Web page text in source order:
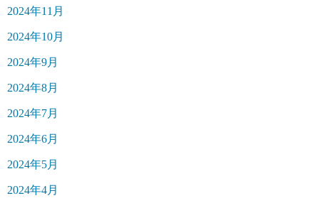
2024年11月
2024年10月
2024年9月
2024年8月
2024年7月
2024年6月
2024年5月
2024年4月